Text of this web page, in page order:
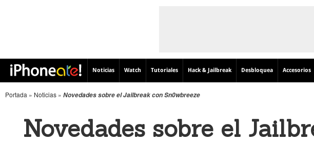
Noticias Watch Tutoriales Hack & Jailbreak Desbloquea Accesorios
Portada » Noticias » Novedades sobre el Jailbreak con Sn0wbreeze
Novedades sobre el